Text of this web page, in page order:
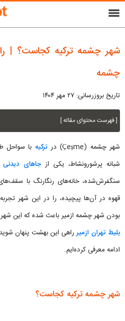
menu
شهر چشمه ترکیه کجاست؟ |
چشمه
تاریخ بروزرسانی: ۲۷ مهر ۱۴۰۴
[ فهرست محتوای مقاله ]
شهر چشمه (Çeşme) در ترکیه با سواحل
شبانه پرشورونشاط، یکی ازجاهای دیدنی
سنگفرش‌شده، خانه‌های رنگارنگ با
قهوه در آن‌ها پیچیده، را در این شهر
بودن شهر چشمه ازمير باعث شده که این شهر
بلیط تهران ازمیرراهی این بهشت پنهان
ادامه معرفی کرده‌ایم.
شهر چشمه ترکیه کجاست؟